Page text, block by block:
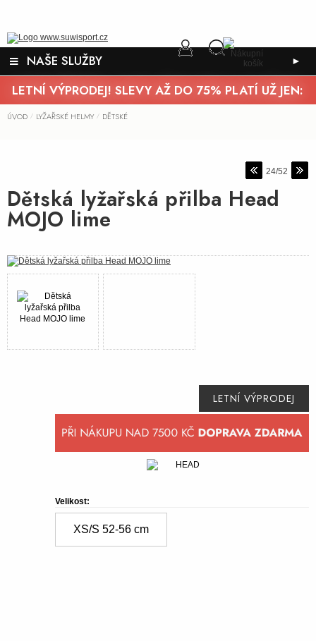
NAŠE SLUŽBY ►
LETNÍ VÝPRODEJ! SLEVY AŽ DO 75% PLATÍ UŽ JEN:
ÚVOD / LYŽAŘSKÉ HELMY / DĚTSKÉ
24/52
Dětská lyžařská přilba Head
MOJO lime
LETNÍ VÝPRODEJ
Velikost:
XS/S 52-56 cm